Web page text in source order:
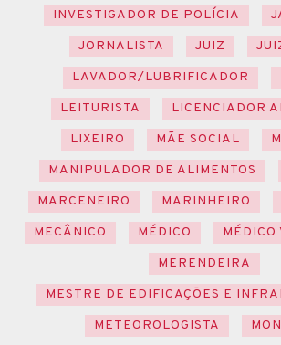
INVESTIGADOR DE POLÍCIA
JORNALISTA
JUIZ
LAVADOR/LUBRIFICADOR
LEITURISTA
LICENCIADOR
LIXEIRO
MÃE SOCIAL
MANIPULADOR DE ALIMENTOS
MARCENEIRO
MARINHEIRO
MECÂNICO
MÉDICO
MERENDEIRA
MESTRE DE EDIFICAÇÕES E
METEOROLOGISTA